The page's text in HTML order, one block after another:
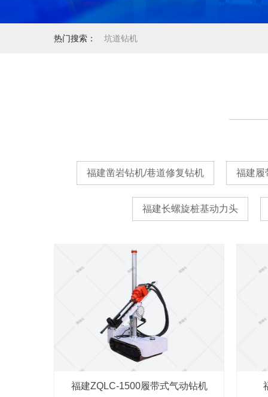
热门搜索： 坑道钻机
福建凿岩钻机/巷道修复钻机 福建履
福建长螺旋桩基动力头
福建ZQLC-1500履带式气动钻机